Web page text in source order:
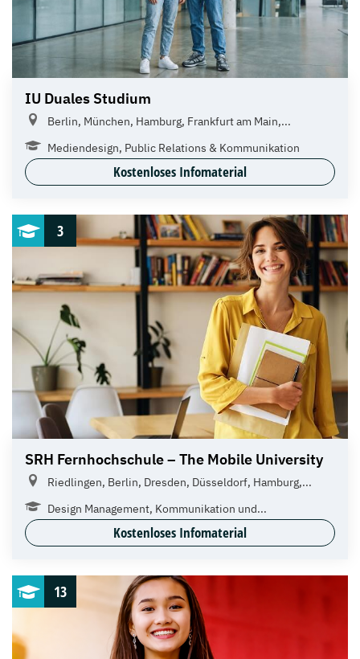
IU Duales Studium
Berlin, München, Hamburg, Frankfurt am Main,...
Mediendesign, Public Relations & Kommunikation
Kostenloses Infomaterial
3
SRH Fernhochschule – The Mobile University
Riedlingen, Berlin, Dresden, Düsseldorf, Hamburg,...
Design Management, Kommunikation und...
Kostenloses Infomaterial
13